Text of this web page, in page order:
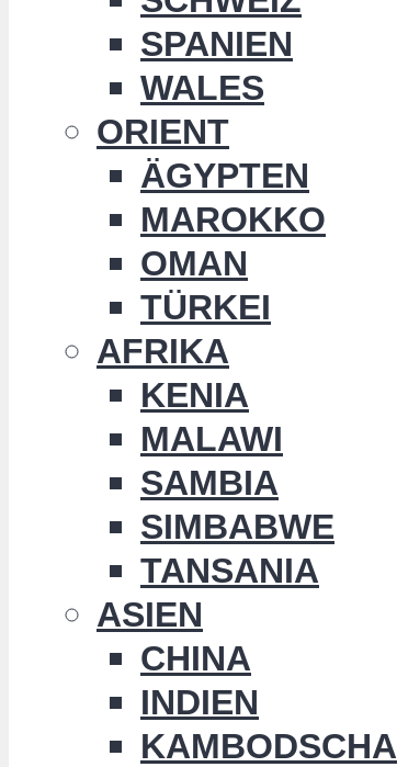
SPANIEN
WALES
ORIENT
ÄGYPTEN
MAROKKO
OMAN
TÜRKEI
AFRIKA
KENIA
MALAWI
SAMBIA
SIMBABWE
TANSANIA
ASIEN
CHINA
INDIEN
KAMBODSCHA